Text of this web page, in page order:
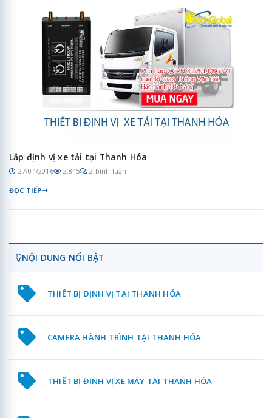
Lắp định vị xe tải tại Thanh Hóa
27/04/2016 2.845 2 bình luận
ĐỌC TIẾP
NỘI DUNG NỔI BẬT
THIẾT BỊ ĐỊNH VỊ TẠI THANH HÓA
CAMERA HÀNH TRÌNH TẠI THANH HÓA
THIẾT BỊ ĐỊNH VỊ XE MÁY TẠI THANH HÓA